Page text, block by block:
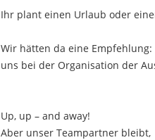
Ihr plant einen Urlaub oder
Wir hätten da eine
uns bei der Organisation der
Up, up – and away!
Aber unser Teampartner bleibt,